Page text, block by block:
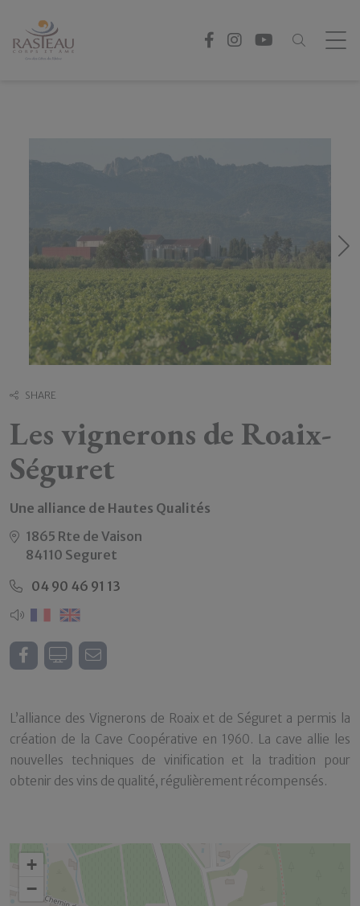
SHARE
Les vignerons de Roaix-
Séguret
Une alliance de Hautes Qualités
1865 Rte de Vaison
84110 Seguret
04 90 46 91 13
L’alliance des Vignerons de Roaix et de Séguret a permis la
création de la Cave Coopérative en 1960. La cave allie les
nouvelles techniques de vinification et la tradition pour
obtenir des vins de qualité, régulièrement récompensés.
+
−